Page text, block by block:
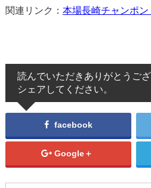
関連リンク： 本場長崎チャンポン
読んでいただきありがとうご
シェアしてください。
facebook
Google＋